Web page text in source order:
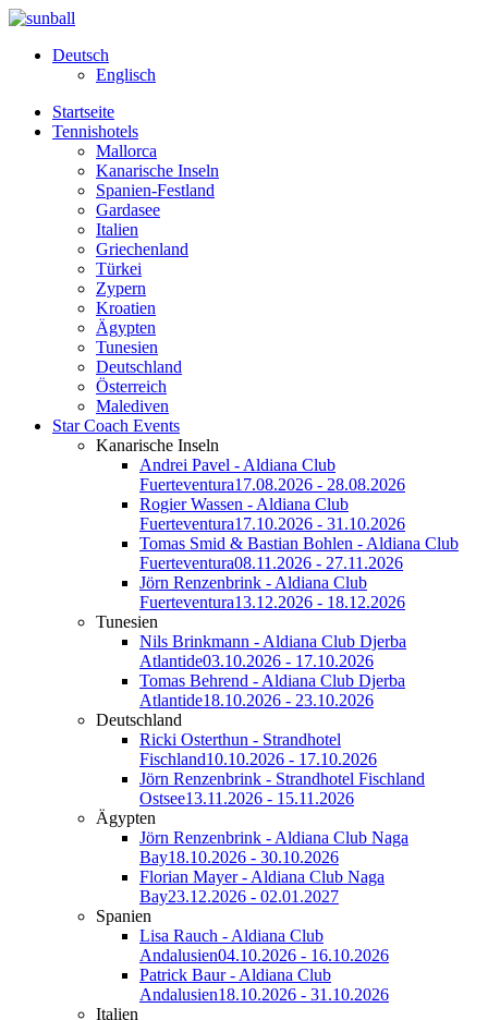
Deutsch
Englisch
Startseite
Tennishotels
Mallorca
Kanarische Inseln
Spanien-Festland
Gardasee
Italien
Griechenland
Türkei
Zypern
Kroatien
Ägypten
Tunesien
Deutschland
Österreich
Malediven
Star Coach Events
Kanarische Inseln
Andrei Pavel - Aldiana Club
Fuerteventura17.08.2026 - 28.08.2026
Rogier Wassen - Aldiana Club
Fuerteventura17.10.2026 - 31.10.2026
Tomas Smid & Bastian Bohlen - Aldiana Club
Fuerteventura08.11.2026 - 27.11.2026
Jörn Renzenbrink - Aldiana Club
Fuerteventura13.12.2026 - 18.12.2026
Tunesien
Nils Brinkmann - Aldiana Club Djerba
Atlantide03.10.2026 - 17.10.2026
Tomas Behrend - Aldiana Club Djerba
Atlantide18.10.2026 - 23.10.2026
Deutschland
Ricki Osterthun - Strandhotel
Fischland10.10.2026 - 17.10.2026
Jörn Renzenbrink - Strandhotel Fischland
Ostsee13.11.2026 - 15.11.2026
Ägypten
Jörn Renzenbrink - Aldiana Club Naga
Bay18.10.2026 - 30.10.2026
Florian Mayer - Aldiana Club Naga
Bay23.12.2026 - 02.01.2027
Spanien
Lisa Rauch - Aldiana Club
Andalusien04.10.2026 - 16.10.2026
Patrick Baur - Aldiana Club
Andalusien18.10.2026 - 31.10.2026
Italien